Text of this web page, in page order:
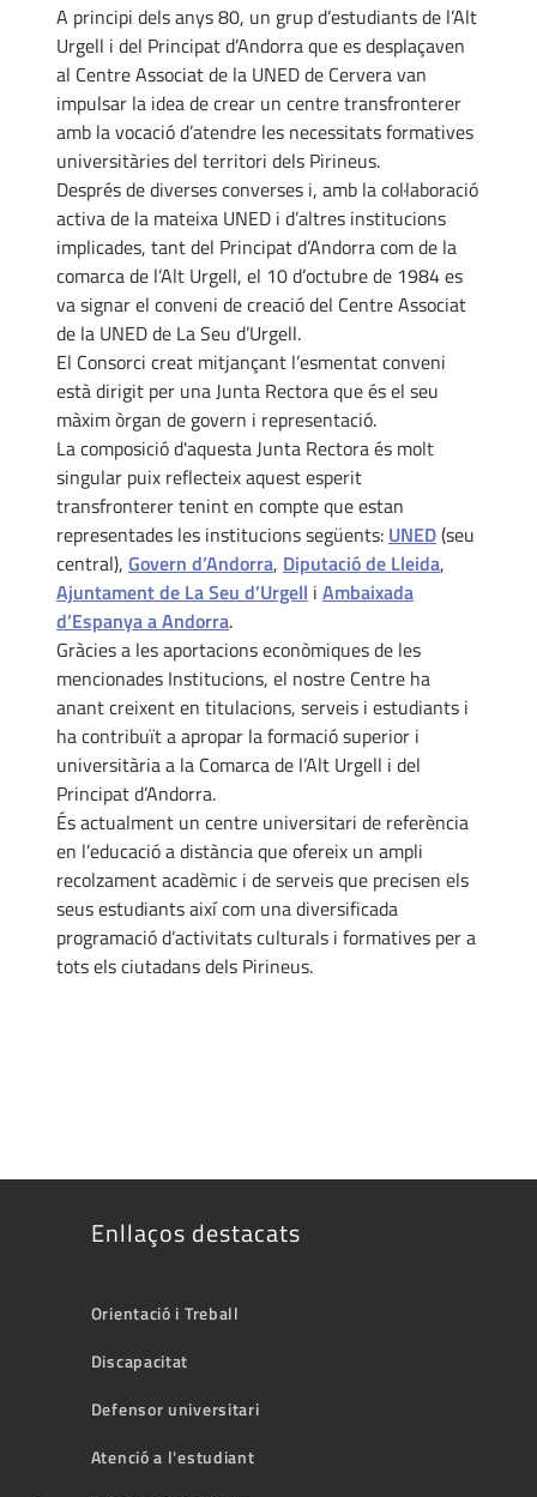
A principi dels anys 80, un grup d’estudiants de l’Alt
Urgell i del Principat d’Andorra que es desplaçaven
al Centre Associat de la UNED de Cervera van
impulsar la idea de crear un centre transfronterer
amb la vocació d’atendre les necessitats formatives
universitàries del territori dels Pirineus.
Després de diverses converses i, amb la col·laboració
activa de la mateixa UNED i d’altres institucions
implicades, tant del Principat d’Andorra com de la
comarca de l’Alt Urgell, el 10 d’octubre de 1984 es
va signar el conveni de creació del Centre Associat
de la UNED de La Seu d’Urgell.
El Consorci creat mitjançant l’esmentat conveni
està dirigit per una Junta Rectora que és el seu
màxim òrgan de govern i representació.
La composició d'aquesta Junta Rectora és molt
singular puix reflecteix aquest esperit
transfronterer tenint en compte que estan
representades les institucions següents: UNED(seu
central), Govern d’Andorra, Diputació de Lleida,
Ajuntament de La Seu d’Urgell i Ambaixada
d’Espanya a Andorra.
Gràcies a les aportacions econòmiques de les
mencionades Institucions, el nostre Centre ha
anant creixent en titulacions, serveis i estudiants i
ha contribuït a apropar la formació superior i
universitària a la Comarca de l’Alt Urgell i del
Principat d’Andorra.
És actualment un centre universitari de referència
en l’educació a distància que ofereix un ampli
recolzament acadèmic i de serveis que precisen els
seus estudiants així com una diversificada
programació d’activitats culturals i formatives per a
tots els ciutadans dels Pirineus.
Enllaços destacats
Orientació i Treball
Discapacitat
Defensor universitari
Atenció a l'estudiant